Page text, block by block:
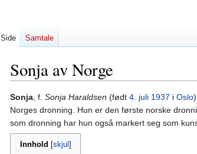
Sonja av Norge
Hopp
til
navigering
Hopp
til
søk
Sonja, f. Sonja Haraldsen (født 4. juli 1937 i Oslo
Norges dronning. Hun er den første norske
som dronning har hun også markert seg som
Innhold
Side Samtale